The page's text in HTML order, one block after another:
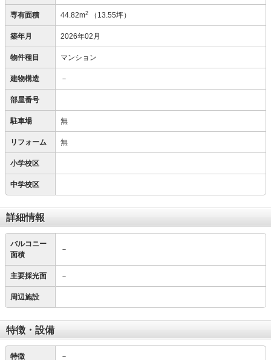
専有面積 44.82m2 （13.55坪）
築年月 2026年02月
物件種目 マンション
建物構造 －
部屋番号
駐車場 無
リフォーム 無
小学校区
中学校区
詳細情報
バルコニー
面積
－
主要採光面 －
周辺施設
特徴・設備
特徴 －